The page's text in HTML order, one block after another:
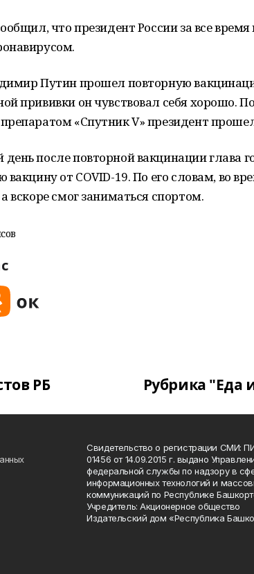
что президент России за все
Путин прошел повторную
прививки он чувствовал себя хорошо.
«Спутник V» президент
после повторной вакцинации глава
вакцину от COVID-19. По его словам, во
вскоре смог заниматься спортом.
РБ Рубрика "Еда
Свидетельство о регистрации СМИ:
01456 от 14.09.2015 г. выдано
федеральной службы по надзору в
информационных технологий и
коммуникаций по Республике
Учредитель: Акционерное общество
Издательский дом «Республика